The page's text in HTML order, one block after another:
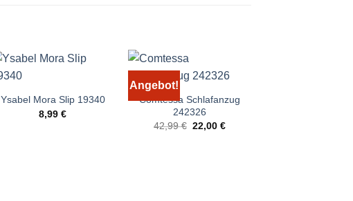
Ysabel Mora Slip 19340
8,99€
Angebot!
Comtessa Schlafanzug
242326
42,99€ Ursprünglicher
22,00€Aktueller